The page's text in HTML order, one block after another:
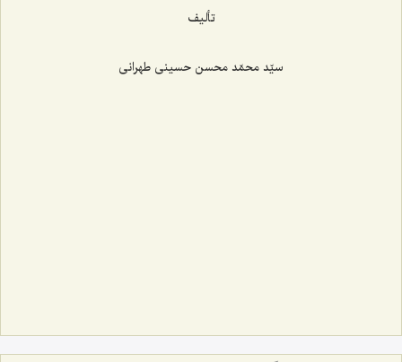
تألیف
سیّد محمّد محسن حسینی طهرانی